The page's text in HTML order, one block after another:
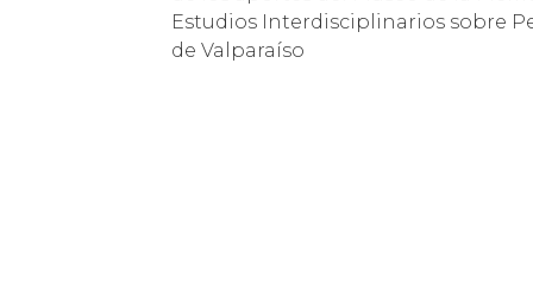
Estudios Interdisciplinarios sobre
de Valparaíso